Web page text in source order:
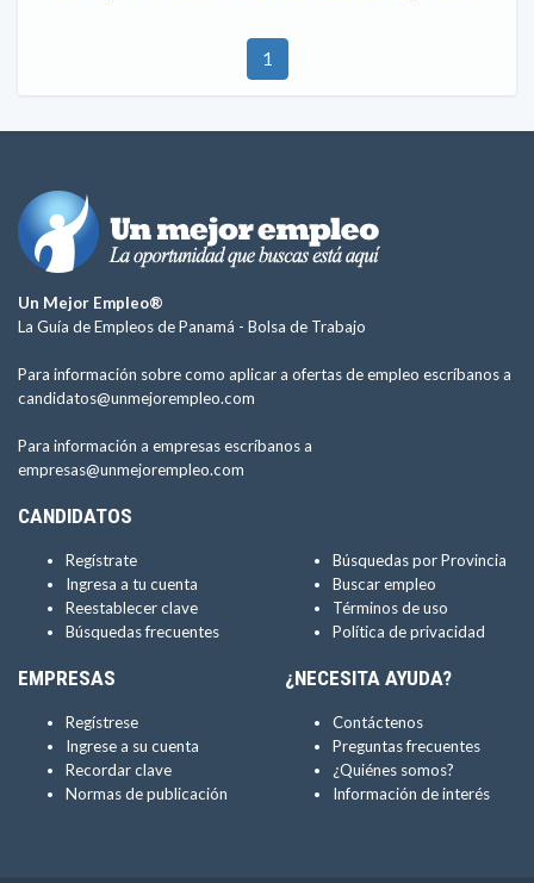
1
Un Mejor Empleo®
La Guía de Empleos de Panamá - Bolsa de Trabajo
Para información sobre como aplicar a ofertas de empleo escríbanos a
candidatos@unmejorempleo.com
Para información a empresas escríbanos a
empresas@unmejorempleo.com
CANDIDATOS
Regístrate
Ingresa a tu cuenta
Reestablecer clave
Búsquedas frecuentes
Búsquedas por Provincia
Buscar empleo
Términos de uso
Política de privacidad
EMPRESAS
Regístrese
Ingrese a su cuenta
Recordar clave
Normas de publicación
¿NECESITA AYUDA?
Contáctenos
Preguntas frecuentes
¿Quiénes somos?
Información de interés